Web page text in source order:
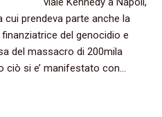
cui prendeva parte anche la
del genocidio e
del massacro di 200mila
ciò si e’ manifestato con…